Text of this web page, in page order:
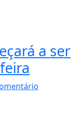
a ser